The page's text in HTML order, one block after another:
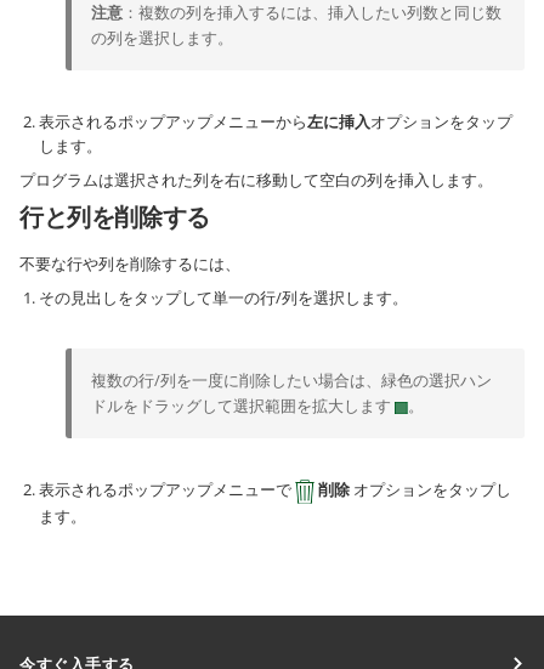
注意 ：複数の列を挿入するには、挿入したい列数と同じ数
の列を選択します。
表示されるポップアップメニューから左に挿入オプションをタップ
します。
プログラムは選択された列を右に移動して空白の列を挿入します。
行と列を削除する
不要な行や列を削除するには、
その見出しをタップして単一の行/列を選択します。
複数の行/列を一度に削除したい場合は、緑色の選択ハン
ドルをドラッグして選択範囲を拡大します
。
表示されるポップアップメニューで 削除 オプションをタップし
ます。
今すぐ入手する